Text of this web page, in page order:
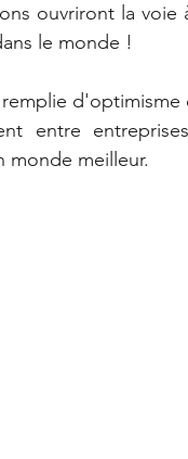
ouvriront la voie
le monde !
d'optimisme
entre
monde meilleur.